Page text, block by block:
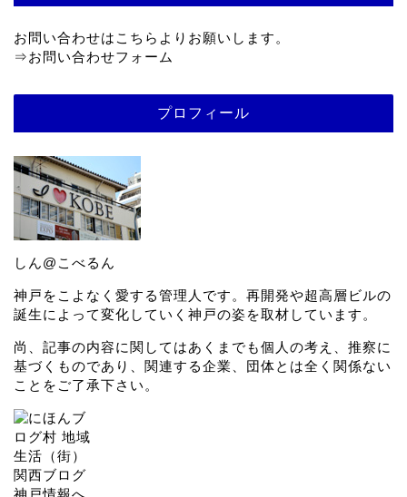
お問い合わせはこちらよりお願いします。
⇒お問い合わせフォーム
プロフィール
しん@こべるん
神戸をこよなく愛する管理人です。再開発や超高層ビルの
誕生によって変化していく神戸の姿を取材しています。
尚、記事の内容に関してはあくまでも個人の考え、推察に
基づくものであり、関連する企業、団体とは全く関係ない
ことをご了承下さい。